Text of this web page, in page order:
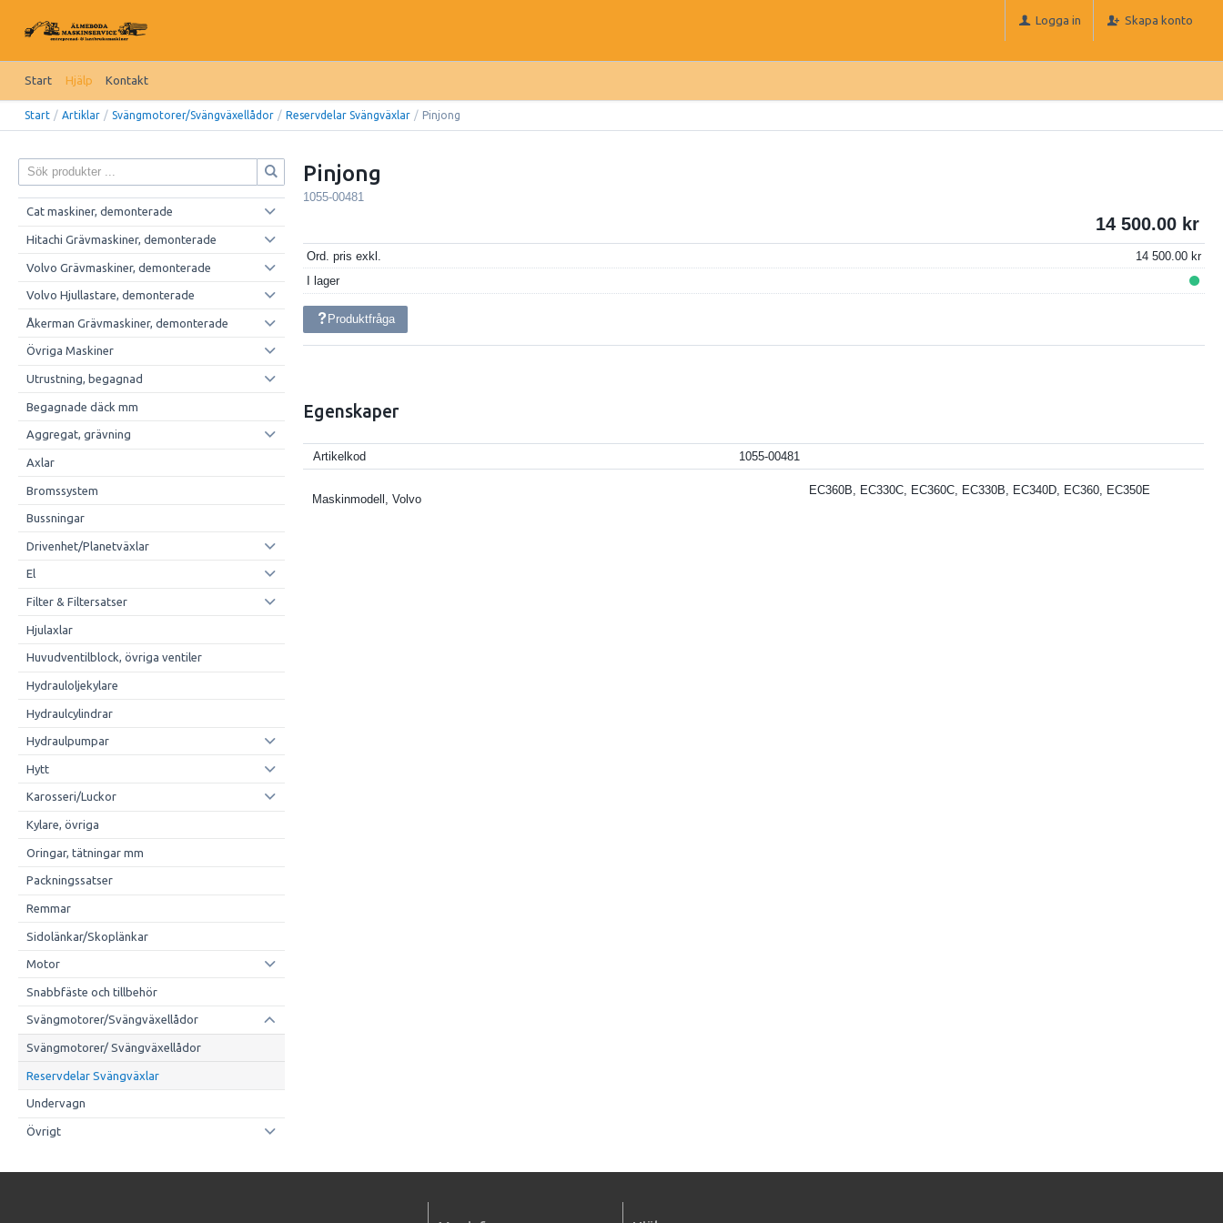
Logga in Skapa konto
Start Hjälp Kontakt
Start / Artiklar / Svängmotorer/Svängväxellådor / Reservdelar Svängväxlar / Pinjong
Cat maskiner, demonterade
Hitachi Grävmaskiner, demonterade
Volvo Grävmaskiner, demonterade
Volvo Hjullastare, demonterade
Åkerman Grävmaskiner, demonterade
Övriga Maskiner
Utrustning, begagnad
Begagnade däck mm
Aggregat, grävning
Axlar
Bromssystem
Bussningar
Drivenhet/Planetväxlar
El
Filter & Filtersatser
Hjulaxlar
Huvudventilblock, övriga ventiler
Hydrauloljekylare
Hydraulcylindrar
Hydraulpumpar
Hytt
Karosseri/Luckor
Kylare, övriga
Oringar, tätningar mm
Packningssatser
Remmar
Sidolänkar/Skoplänkar
Motor
Snabbfäste och tillbehör
Svängmotorer/Svängväxellådor
Svängmotorer/ Svängväxellådor
Reservdelar Svängväxlar
Undervagn
Övrigt
Pinjong
1055-00481
14 500.00
Ord. pris exkl.
14 500.00
I lager
Produktfråga
Egenskaper
Artikelkod 1055-00481
Maskinmodell, Volvo
EC360B, EC330C, EC360C, EC330B, EC340D, EC360, EC350E